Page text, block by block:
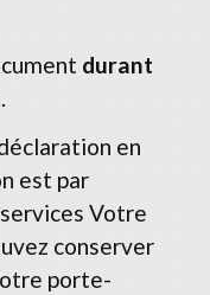
durant
.
en
est par
Votre
conserver
porte-